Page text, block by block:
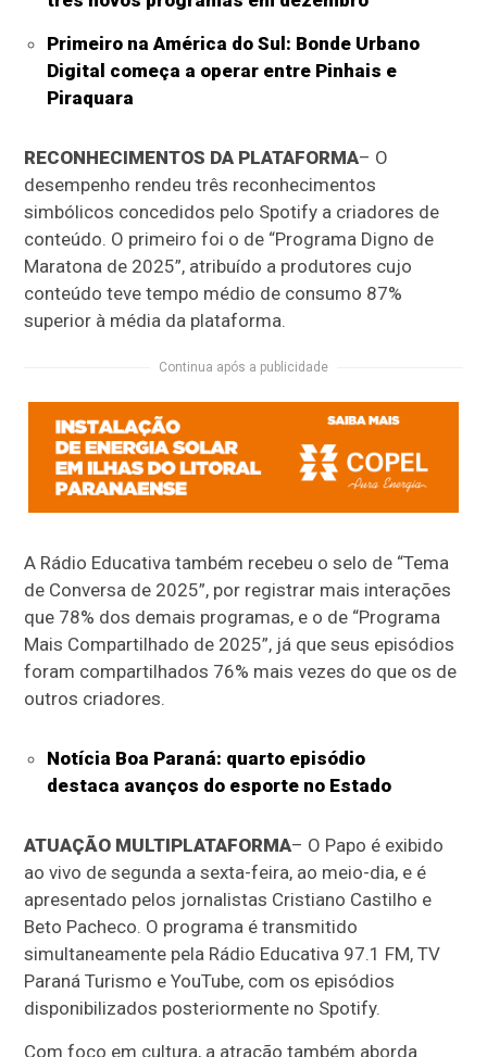
Primeiro na América do Sul: Bonde Urbano
Digital começa a operar entre Pinhais e
Piraquara
RECONHECIMENTOS DA PLATAFORMA– O
desempenho rendeu três reconhecimentos
simbólicos concedidos pelo Spotify a criadores de
conteúdo. O primeiro foi o de “Programa Digno de
Maratona de 2025”, atribuído a produtores cujo
conteúdo teve tempo médio de consumo 87%
superior à média da plataforma.
Continua após a publicidade
A Rádio Educativa também recebeu o selo de “Tema
de Conversa de 2025”, por registrar mais interações
que 78% dos demais programas, e o de “Programa
Mais Compartilhado de 2025”, já que seus episódios
foram compartilhados 76% mais vezes do que os de
outros criadores.
Notícia Boa Paraná: quarto episódio
destaca avanços do esporte no Estado
ATUAÇÃO MULTIPLATAFORMA– O Papo é exibido
ao vivo de segunda a sexta-feira, ao meio-dia, e é
apresentado pelos jornalistas Cristiano Castilho e
Beto Pacheco. O programa é transmitido
simultaneamente pela Rádio Educativa 97.1 FM, TV
Paraná Turismo e YouTube, com os episódios
disponibilizados posteriormente no Spotify.
Com foco em cultura, a atração também aborda